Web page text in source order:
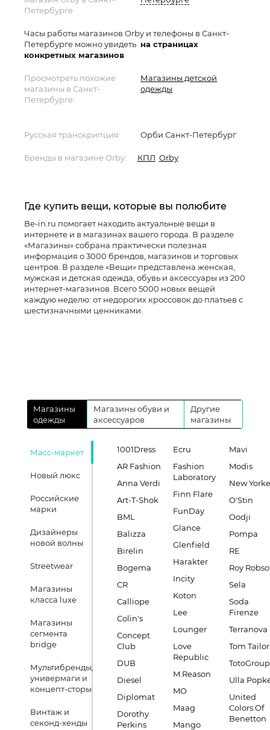
Петербурге
Часы работы магазинов Orby и телефоны в Санкт-
Петербурге можно увидеть на страницах
конкретных магазинов
Просмотреть похожие
магазины в Санкт-
Петербурге:
Магазины детской
одежды
Русская транскрипция: Орби Санкт-Петербург
Бренды в магазине Orby: КПЛ Orby
Где купить вещи, которые вы полюбите
Be-in.ru помогает находить актуальные вещи в
интернете и в магазинах вашего города. В разделе
«Магазины» собрана практически полезная
информация о 3000 брендов, магазинов и торговых
центров. В разделе «Вещи» представлена женская,
мужская и детская одежда, обувь и аксессуары из 200
интернет-магазинов. Всего 5000 новых вещей
каждую неделю: от недорогих кроссовок до платьев с
шестизначными ценниками.
Магазины
одежды
Магазины обуви и
аксессуаров
Другие
магазины
Масс-маркет
Новый люкс
Российские
марки
Дизайнеры
новой волны
Streetwear
Магазины
класса luxe
Магазины
сегмента
bridge
Мультибренды,
универмаги и
концепт-сторы
Винтаж и
секонд-хенды
1001Dress
AR Fashion
Anna Verdi
Art-T-Shok
BML
Balizza
Birelin
Bogema
CR
Calliope
Colin's
Concept
Club
DUB
Diesel
Diplomat
Dorothy
Perkins
Ecru
Fashion
Laboratory
Finn Flare
FunDay
Glance
Glenfield
Harakter
Incity
Koton
Lee
Lounger
Love
Republic
M.Reason
MO
Maag
Mango
Mavi
Modis
New
O'Stin
Oodji
Pompa
RE
Roy
Sela
Soda
Firenze
Terranova
Tom Tailor
TotoGroup
Ulla
United
Colors Of
Benetton